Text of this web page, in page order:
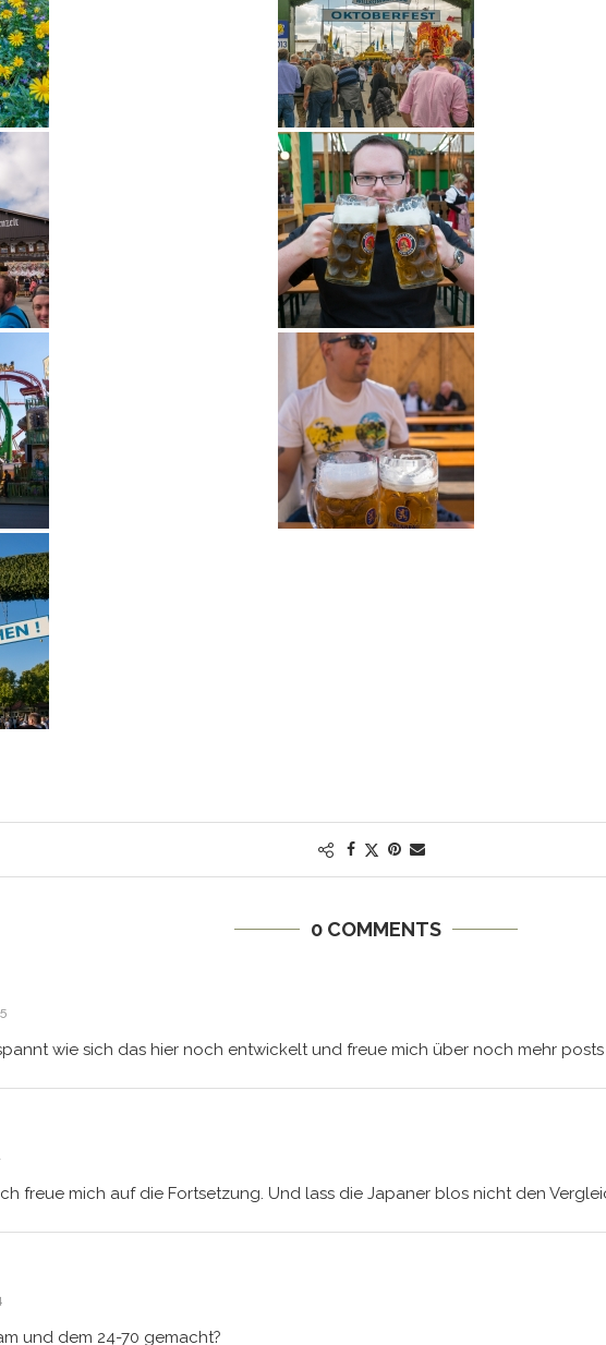
0 COMMENTS
wie sich das hier noch entwickelt und freue mich über noch mehr posts
freue mich auf die Fortsetzung. Und lass die Japaner blos nicht den
und dem 24-70 gemacht?